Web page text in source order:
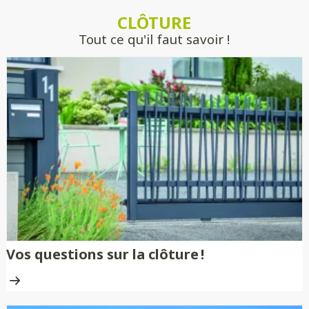
engagement.CLÔTURE
Tout ce qu'il faut savoir !
Vos questions sur la clôture !